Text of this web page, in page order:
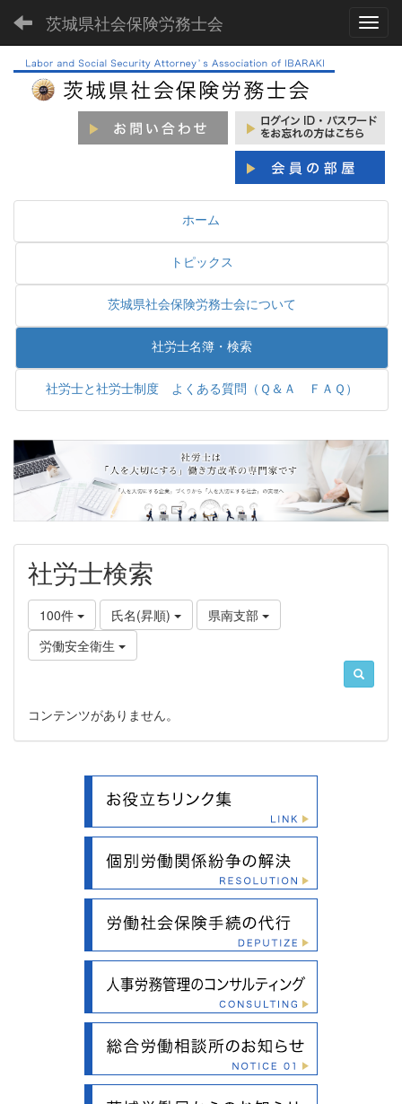
茨城県社会保険労務士会
ホーム
トピックス
茨城県社会保険労務士会について
社労士名簿・検索
社労士と社労士制度 よくある質問（Ｑ＆Ａ ＦＡＱ）
社労士検索
100件 氏名(昇順)
県南支部
労働安全衛生
コンテンツがありません。